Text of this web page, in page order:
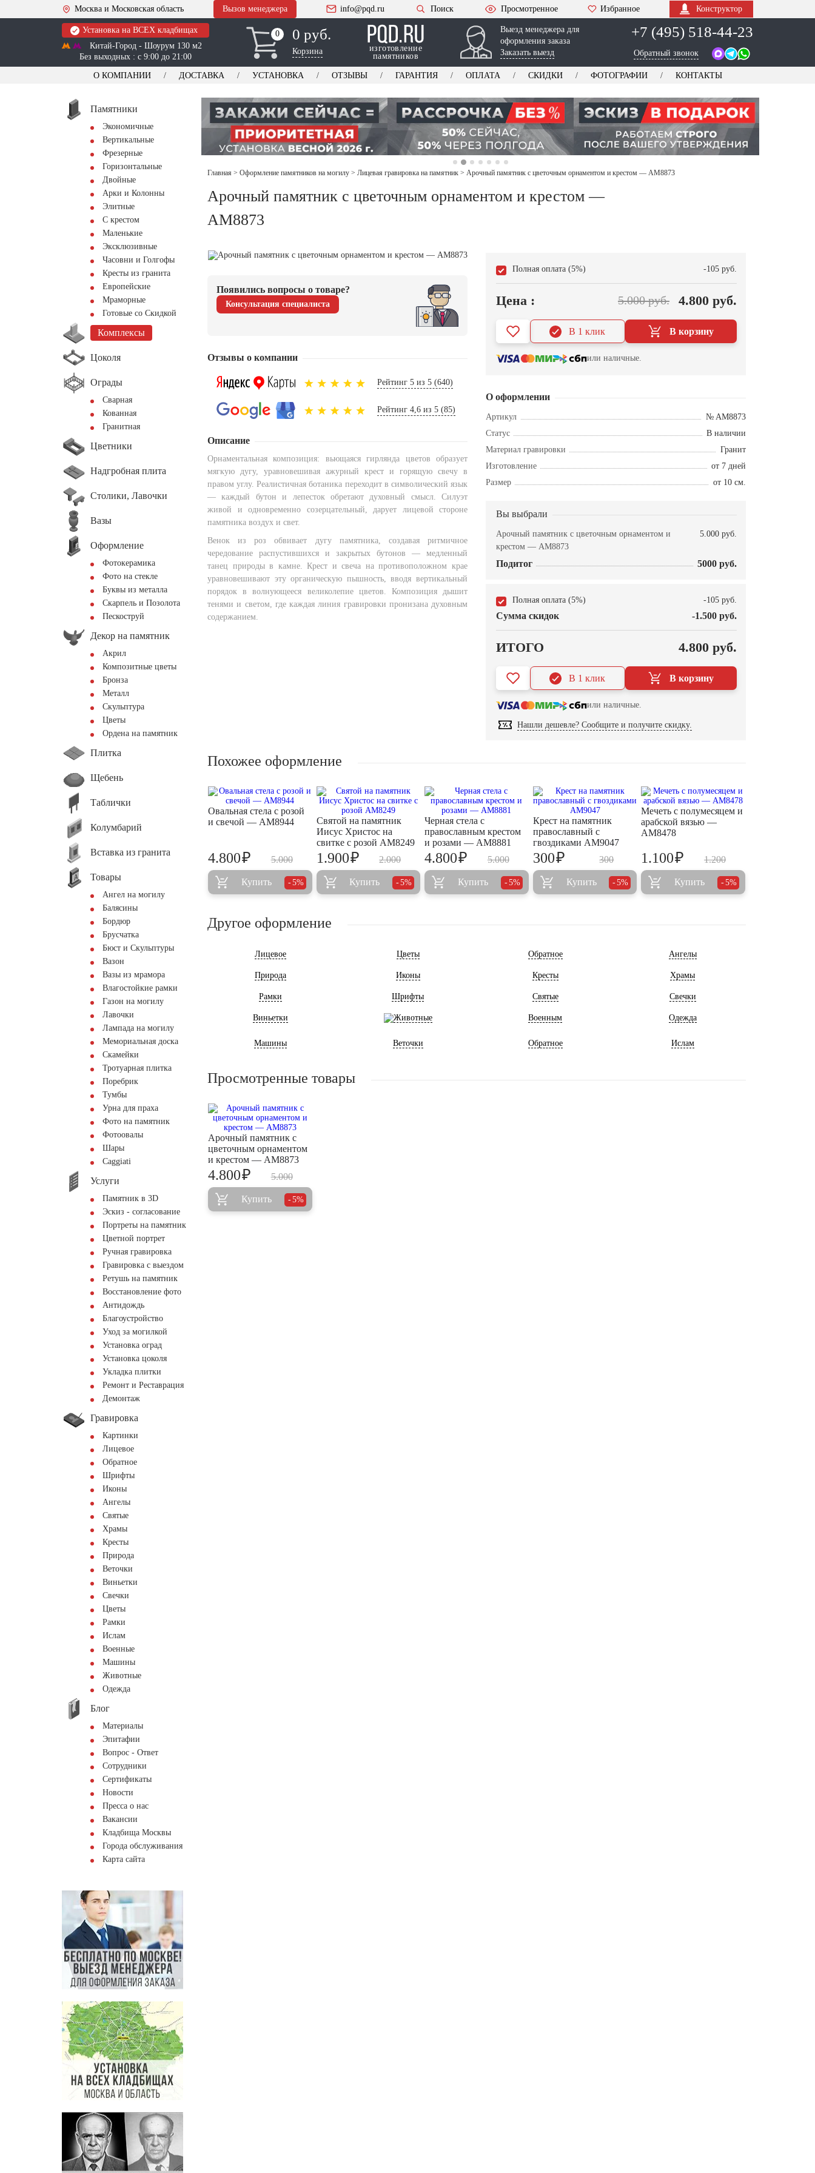
Москва и Московская область Вызов менеджера info@pqd.ru Поиск Просмотренное Избранное Конструктор
Установка на ВСЕХ кладбищах
Китай-Город - Шоурум 130 м2
Без выходных : с 9:00 до 21:00
0
0 0 руб.
Корзина
изготовление
памятников
Выезд менеджера для
оформления заказа
Заказать выезд
+7 (495) 518-44-23
Обратный звонок
О КОМПАНИИ ДОСТАВКА УСТАНОВКА ОТЗЫВЫ ГАРАНТИЯ ОПЛАТА СКИДКИ ФОТОГРАФИИ КОНТАКТЫ
Памятники
Экономичные
Вертикальные
Фрезерные
Горизонтальные
Двойные
Арки и Колонны
Элитные
С крестом
Маленькие
Эксклюзивные
Часовни и Голгофы
Кресты из гранита
Европейские
Мраморные
Готовые со Скидкой
Комплексы
Цоколя
Ограды
Сварная
Кованная
Гранитная
Цветники
Надгробная плита
Столики, Лавочки
Вазы
Оформление
Фотокерамика
Фото на стекле
Буквы из металла
Скарпель и Позолота
Пескоструй
Декор на памятник
Акрил
Композитные цветы
Бронза
Металл
Скульптура
Цветы
Ордена на памятник
Плитка
Щебень
Таблички
Колумбарий
Вставка из гранита
Товары
Ангел на могилу
Балясины
Бордюр
Брусчатка
Бюст и Скульптуры
Вазон
Вазы из мрамора
Влагостойкие рамки
Газон на могилу
Лавочки
Лампада на могилу
Мемориальная доска
Скамейки
Тротуарная плитка
Поребрик
Тумбы
Урна для праха
Фото на памятник
Фотоовалы
Шары
Сaggiati
Услуги
Памятник в 3D
Эскиз - согласование
Портреты на памятник
Цветной портрет
Ручная гравировка
Гравировка с выездом
Ретушь на памятник
Восстановление фото
Антидождь
Благоустройство
Уход за могилкой
Установка оград
Установка цоколя
Укладка плитки
Ремонт и Реставрация
Демонтаж
Гравировка
Картинки
Лицевое
Обратное
Шрифты
Иконы
Ангелы
Святые
Храмы
Кресты
Природа
Веточки
Виньетки
Свечки
Цветы
Рамки
Ислам
Военные
Машины
Животные
Одежда
Блог
Материалы
Эпитафии
Вопрос - Ответ
Сотрудники
Сертификаты
Новости
Пресса о нас
Вакансии
Кладбища Москвы
Города обслуживания
Карта сайта
Главная > Оформление памятников на могилу > Лицевая гравировка на памятник > Арочный памятник с цветочным орнаментом и крестом — AM8873
Арочный памятник с цветочным орнаментом и крестом —
AM8873
Появились вопросы о товаре?
Консультация специалиста
Отзывы о компании
Рейтинг 5 из 5 (640)
Рейтинг 4,6 из 5 (85)
Описание
Орнаментальная композиция: вьющаяся гирлянда цветов образует
мягкую дугу, уравновешивая ажурный крест и горящую свечу в
правом углу. Реалистичная ботаника переходит в символический язык
— каждый бутон и лепесток обретают духовный смысл. Силуэт
живой и одновременно созерцательный, дарует лицевой стороне
памятника воздух и свет.
Венок из роз обвивает дугу памятника, создавая ритмичное
чередование распустившихся и закрытых бутонов — медленный
танец природы в камне. Крест и свеча на противоположном крае
уравновешивают эту органическую пышность, вводя вертикальный
порядок в волнующееся великолепие цветов. Композиция дышит
тенями и светом, где каждая линия гравировки пронизана духовным
содержанием.
Полная оплата (5%) -105 руб.
Цена : 5.000 руб. 4.800 руб.
В корзину
В 1 клик
или наличные.
О оформлении
Артикул
№ AM8873
Статус
В наличии
Материал гравировки
Гранит
Изготовление
от 7 дней
Размер
от 10 см.
Вы выбрали
Арочный памятник с цветочным орнаментом и
крестом — AM8873
5.000 руб.
Подитог 5000 руб.
Полная оплата (5%) -105 руб.
Сумма скидок -1.500 руб.
ИТОГО 4.800 руб.
В корзину
В 1 клик
или наличные.
Нашли дешевле? Сообщите и получите скидку.
Похожее оформление
Овальная стела с розой
и свечой — AM8944
5.000
4.800₽
Купить 5%
Святой на памятник
Иисус Христос на
свитке с розой AM8249
2.000
1.900₽
Купить 5%
Черная стела с
православным крестом
и розами — AM8881
5.000
4.800₽
Купить 5%
Крест на памятник
православный с
гвоздиками AM9047
300
300₽
Купить 5%
Мечеть с полумесяцем и
арабской вязью —
AM8478
1.200
1.100₽
Купить 5%
Другое оформление
Лицевое Цветы Обратное Ангелы
Природа Иконы Кресты Храмы
Рамки Шрифты Святые Свечки
Виньетки Животные Военным Одежда
Машины Веточки Обратное Ислам
Просмотренные товары
Арочный памятник с
цветочным орнаментом
и крестом — AM8873
5.000
4.800₽
Купить 5%